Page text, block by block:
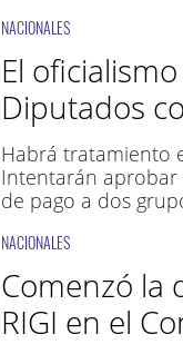
NACIONALES
El
Diputados
Habrá tratamiento
Intentarán aprobar
de pago a dos
NACIONALES
Comenzó la
RIGI en el